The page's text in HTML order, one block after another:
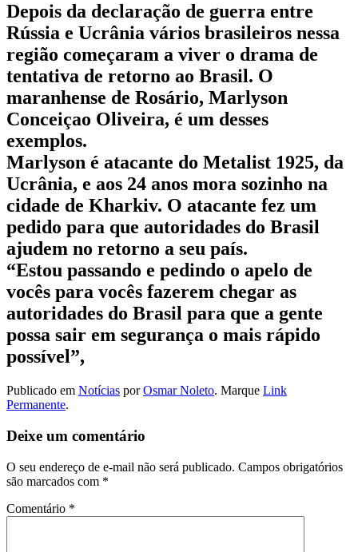
Depois da declaração de guerra entre
Rússia e Ucrânia vários brasileiros nessa
região começaram a viver o drama de
tentativa de retorno ao Brasil. O
maranhense de Rosário, Marlyson
Conceiçao Oliveira, é um desses
exemplos.
Marlyson é atacante do Metalist 1925, da
Ucrânia, e aos 24 anos mora sozinho na
cidade de Kharkiv. O atacante fez um
pedido para que autoridades do Brasil
ajudem no retorno a seu país.
“Estou passando e pedindo o apelo de
vocês para vocês fazerem chegar as
autoridades do Brasil para que a gente
possa sair em segurança o mais rápido
possível”,
Publicado em Notícias porOsmar Noleto. Marque Link
Permanente.
Deixe um comentário
O seu endereço de e-mail não será publicado. Campos obrigatórios
são marcados com *
Comentário *